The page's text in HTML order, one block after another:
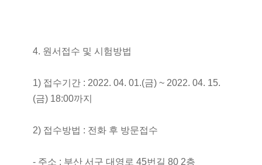
4. 원서접수 및 시험방법
1) 접수기간 : 2022. 04. 01.(금) ~ 2022. 04. 15.
(금) 18:00까지
2) 접수방법 : 전화 후 방문접수
- 주소 : 부산 서구 대영로 45번길 80 2층